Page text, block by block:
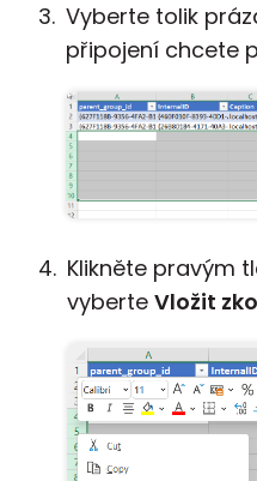
Vyberte tolik
připojení chcete
Klikněte pravým
vyberte Vložit